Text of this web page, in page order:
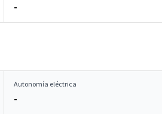
-
Autonomía eléctrica
-